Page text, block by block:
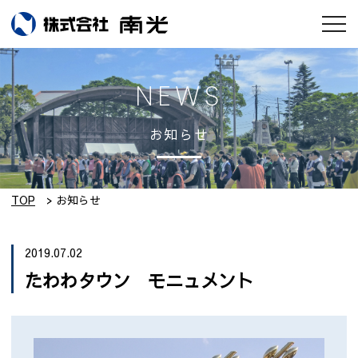
会社情報
南光のモノづくり
工場紹介
実績集
採用情報
NEWS
お知らせ
TOP お知らせ
2019.07.02
たわわタウン モニュメント